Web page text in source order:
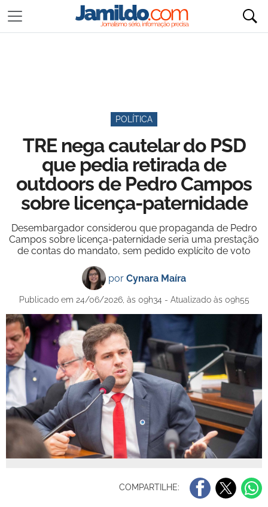
POLÍTICA
TRE nega cautelar do PSD
que pedia retirada de
outdoors de Pedro Campos
sobre licença-paternidade
Desembargador considerou que propaganda de Pedro
Campos sobre licença-paternidade seria uma prestação
de contas do mandato, sem pedido explícito de voto
por Cynara Maíra
Publicado em 24/06/2026, às 09h34 - Atualizado às 09h55
COMPARTILHE: